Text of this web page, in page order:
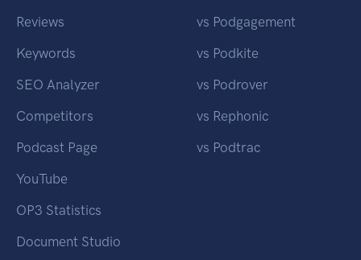
Reviews
Keywords
SEO Analyzer
Competitors
Podcast Page
YouTube
OP3 Statistics
Document Studio
vs Podgagement
vs Podkite
vs Podrover
vs Rephonic
vs Podtrac